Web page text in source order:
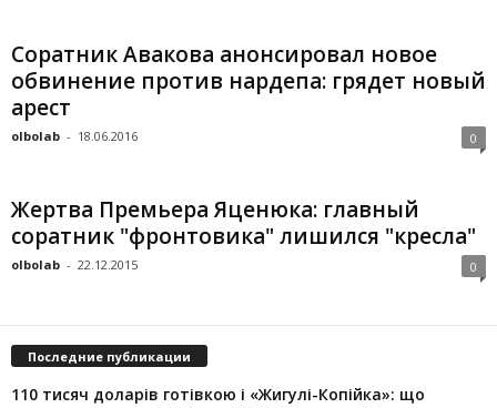
Соратник Авакова анонсировал новое
обвинение против нардепа: грядет новый
арест
olbolab - 18.06.2016 0
Жертва Премьера Яценюка: главный
соратник "фронтовика" лишился "кресла"
olbolab - 22.12.2015 0
Последние публикации
110 тисяч доларів готівкою і «Жигулі-Копійка»: що